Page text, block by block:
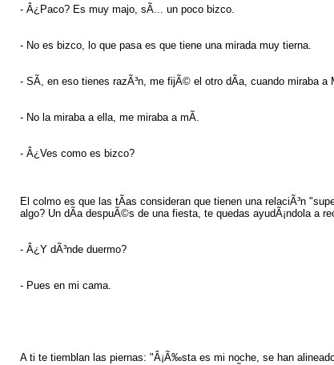
- Â¿Paco? Es muy majo, sÃ­... un poco bizco.
- No es bizco, lo que pasa es que tiene una mirada muy tierna.
- SÃ­, en eso tienes razÃ³n, me fijÃ© el otro dÃ­a, cuando miraba a
- No la miraba a ella, me miraba a mÃ­.
- Â¿Ves como es bizco?
El colmo es que las tÃ­as consideran que tienen una relaciÃ³n
algo? Un dÃ­a despuÃ©s de una fiesta, te quedas ayudÃ¡ndola a
- Â¿Y dÃ³nde duermo?
- Pues en mi cama.
A ti te tiemblan las piernas: "Â¡Ã‰sta es mi noche, se han